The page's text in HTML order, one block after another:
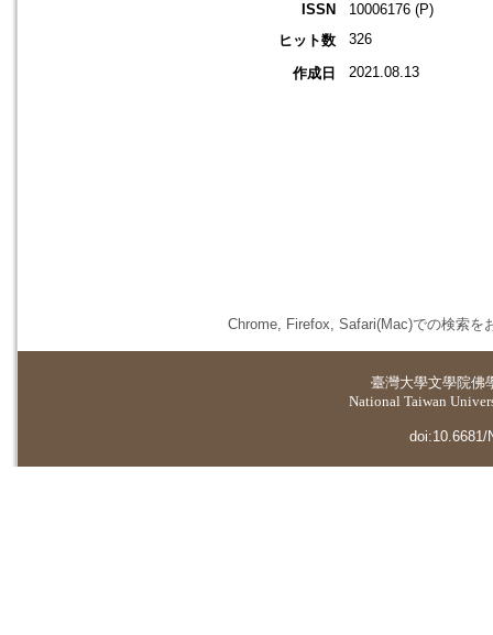
ISSN
10006176 (P)
ヒット数
326
作成日 2021.08.13
Chrome, Firefox, Safari(Mac)での検索を
臺灣大學文學院佛
National Taiwan
doi:10.6681/